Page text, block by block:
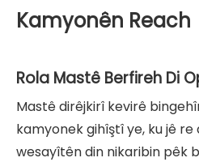
Kamyonên Reach
Rola Mastê Berfireh Di
Mastê dirêjkirî kevirê
kamyonek gihîştî ye, ku jê re
wesayîtên din nikaribin pêk